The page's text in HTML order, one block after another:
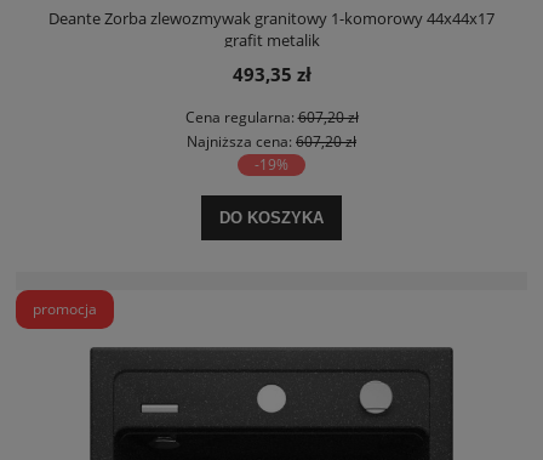
Deante Zorba zlewozmywak granitowy 1-komorowy 44x44x17
grafit metalik
493,35 zł
Cena regularna:607,20 zł
Najniższa cena: 607,20 zł
-19%
DO KOSZYKA
promocja